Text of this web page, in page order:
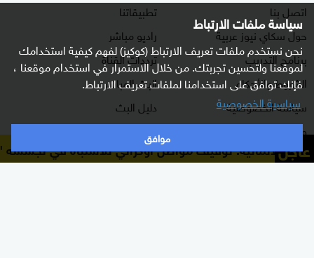
سياسة ملفات الارتباط
نحن نستخدم ملفات تعريف الارتباط (كوكيز) لفهم كيفية استخدامك
لموقعنا ولتحسين تجربتك. من خلال الاستمرار في استخدام موقعنا ،
فإنك توافق على استخدامنا لملفات تعريف الارتباط.
سياسية الخصوصية
موافق
اتصل بنا
حول سكاي نيوز عربية
برنامج التدريب
الشروط والأحكام
سياسة الخصوصية
وظائف شاغرة
أعلن معنا
تطبيقاتنا
راديو مباشر
ترددات القناة
البث المباشر
دليل البث
عاجلالألمانية: توقيف مواطن أوكراني للاشتباه في تجسسه